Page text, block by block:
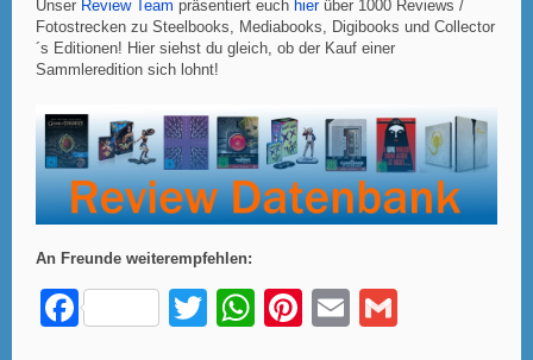
Unser Review Team präsentiert euch hierüber 1000 Reviews /
Fotostrecken zu Steelbooks, Mediabooks, Digibooks und Collector
´s Editionen! Hier siehst du gleich, ob der Kauf einer
Sammleredition sich lohnt!
An Freunde weiterempfehlen:
F
T
W Pi E